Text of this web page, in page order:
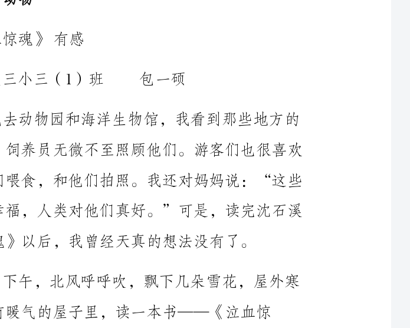
几个人。一开始，我还以为这是写人与动物和谐相处的感人故
动物们都很可爱，饲养员无微不至照顾他们。游客们也很喜欢
动物生活得可真幸福，人类对他们真好。”可是，读完沈石溪
的小说《泣血惊魂》以后，我曾经天真的想法没有了。
那是一个冬日下午，北风呼呼吹，飘下几朵雪花，屋外寒
冷刺骨。我在开有暖气的屋子里，读一本书——《泣血惊
魂》，读完以后，我的心情说不出的沉重。先是难过，然后从